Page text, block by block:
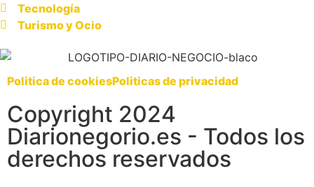
Tecnología
Turismo y Ocio
Politica de cookiesPoliticas de privacidad
Copyright 2024
Diarionegorio.es - Todos los
derechos reservados